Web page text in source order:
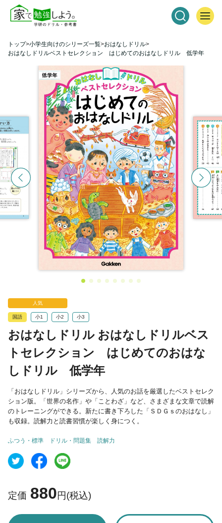
トップ 小学生向けのシリーズ一覧 おはなしドリル
おはなしドリルベストセレクション はじめてのおはなしドリル 低学年
人気
国語 小1 小2 小3
おはなしドリル おはなしドリルベス
トセレクション はじめてのおはな
しドリル 低学年
「おはなしドリル」シリーズから、人気のお話を厳選したベストセレク
ション版。「世界の名作」や「ことわざ」など、さまざまな文章で読解
のトレーニングができる。新たに書き下ろした「ＳＤＧｓのおはなし」
も収録。読解力と読書習慣が楽しく身につく。
ふつう・標準 ドリル・問題集 読解力
定価 880円(税込)